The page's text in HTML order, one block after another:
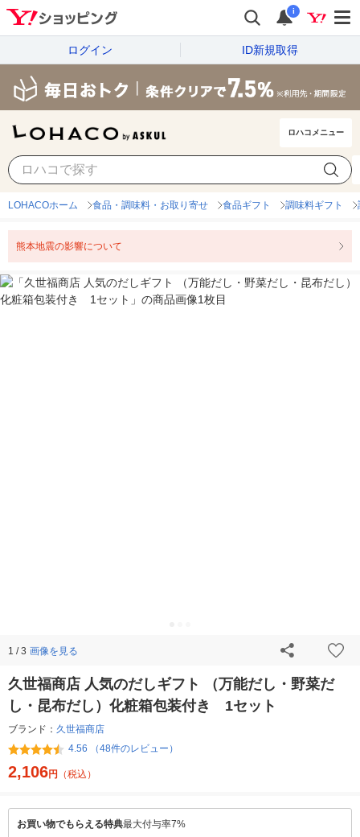
i
ログイン ID新規取得
ロハコメニュー
LOHACOホーム 食品・調味料・お取り寄せ 食品ギフト 調味料ギフト
熊本地震の影響について
1 / 3 画像を見る
久世福商店 人気のだしギフト （万能だし・野菜だ
し・昆布だし）化粧箱包装付き 1セット
ブランド： 久世福商店
4.56 （48件のレビュー）
2,106円 （税込）
お買い物でもらえる特典最大付与率7%